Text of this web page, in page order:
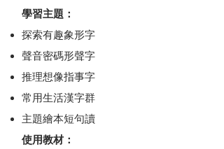
​學習主題：
探索有趣象形字
聲音密碼形聲字
推理想像指事字
常用生活漢字群
主題繪本短句讀
使用教材：